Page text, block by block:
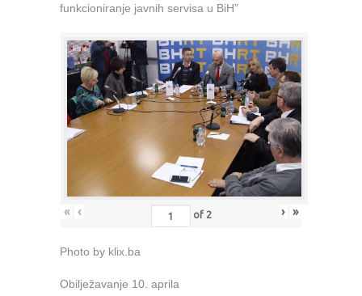
funkcioniranje javnih servisa u BiH”
« ‹ of 2 › »
Photo by klix.ba
Obilježavanje 10. aprila